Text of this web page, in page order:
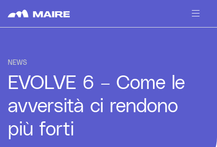
NEWS
EVOLVE 6 – Come le
avversità ci rendono
più forti